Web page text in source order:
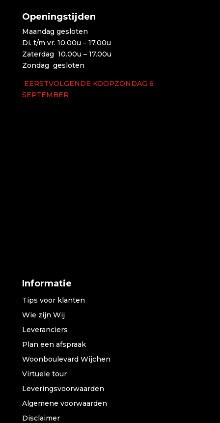
Openingstijden
Maandag gesloten
Di. t/m vr. 10.00u – 17.00u
Zaterdag 10.00u – 17.00u
Zondag gesloten
EERSTVOLGENDE KOOPZONDAG 6
SEPTEMBER
Informatie
Tips voor klanten
Wie zijn Wij
Leveranciers
Plan een afspraak
Woonboulevard Wijchen
Virtuele tour
Leveringsvoorwaarden
Algemene voorwaarden
Disclaimer